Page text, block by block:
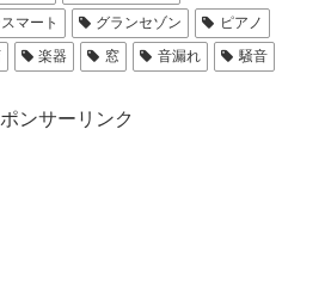
マート グランセゾン
ピアノ
楽器 窓 音漏れ 騒音
ンサーリンク